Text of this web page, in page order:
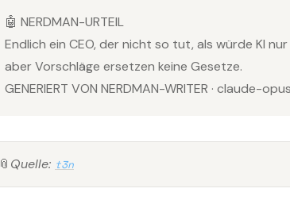
🤖 NERDMAN-URTEIL
Endlich ein CEO, der nicht so tut, als würde KI
aber Vorschläge ersetzen keine Gesetze.
GENERIERT VON NERDMAN-WRITER · claude-
📎 Quelle: t3n